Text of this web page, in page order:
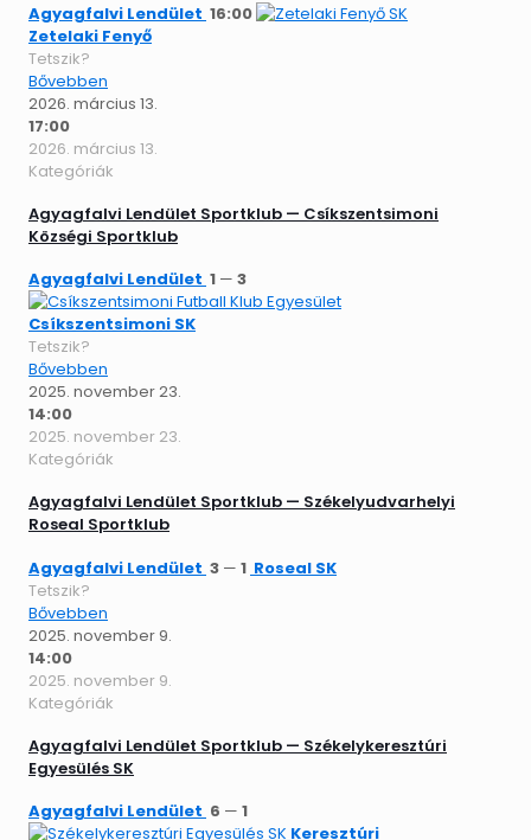
Agyagfalvi Lendület 16:00
Zetelaki Fenyő
Tetszik?
Bővebben
2026. március 13.
17:00
2026. március 13.
Kategóriák
Agyagfalvi Lendület Sportklub — Csíkszentsimoni
Községi Sportklub
Agyagfalvi Lendület 1 — 3
Csíkszentsimoni SK
Tetszik?
Bővebben
2025. november 23.
14:00
2025. november 23.
Kategóriák
Agyagfalvi Lendület Sportklub — Székelyudvarhelyi
Roseal Sportklub
Agyagfalvi Lendület 3 — 1 Roseal SK
Tetszik?
Bővebben
2025. november 9.
14:00
2025. november 9.
Kategóriák
Agyagfalvi Lendület Sportklub — Székelykeresztúri
Egyesülés SK
Agyagfalvi Lendület 6 — 1
Keresztúri